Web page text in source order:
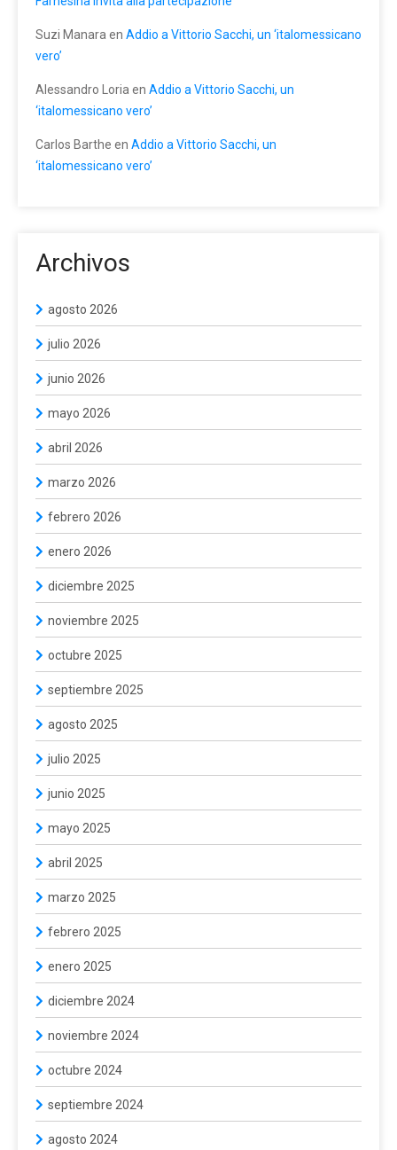
Suzi Manara en Addio a Vittorio Sacchi, un ‘italomessicano
vero’
Alessandro Loria en Addio a Vittorio Sacchi, un
‘italomessicano vero’
Carlos Barthe en Addio a Vittorio Sacchi, un
‘italomessicano vero’
Archivos
agosto 2026
julio 2026
junio 2026
mayo 2026
abril 2026
marzo 2026
febrero 2026
enero 2026
diciembre 2025
noviembre 2025
octubre 2025
septiembre 2025
agosto 2025
julio 2025
junio 2025
mayo 2025
abril 2025
marzo 2025
febrero 2025
enero 2025
diciembre 2024
noviembre 2024
octubre 2024
septiembre 2024
agosto 2024